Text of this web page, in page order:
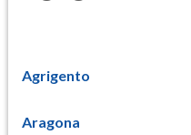
Agrigento
Aragona